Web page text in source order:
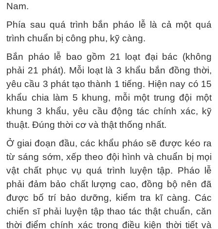
Nam.
Phía sau quá trình bắn pháo lễ là cả một quá
trình chuẩn bị công phu, kỹ càng.
Bắn pháo lễ bao gồm 21 loạt đại bác (không
phải 21 phát). Mỗi loạt là 3 khẩu bắn đồng thời,
yêu cầu 3 phát tạo thành 1 tiếng. Hiện nay có 15
khẩu chia làm 5 khung, mỗi một trung đội một
khung 3 khẩu, yêu cầu động tác chính xác, kỹ
thuật. Đúng thời cơ và thật thống nhất.
Ở giai đoạn đầu, các khẩu pháo sẽ được kéo ra
từ sáng sớm, xếp theo đội hình và chuẩn bị mọi
vật chất phục vụ quá trình luyện tập. Pháo lễ
phải đảm bảo chất lượng cao, đồng bộ nên đã
được bố trí bảo dưỡng, kiểm tra kĩ càng. Các
chiến sĩ phải luyện tập thao tác thật chuẩn, căn
thời điểm chính xác trong điều kiện thời tiết và